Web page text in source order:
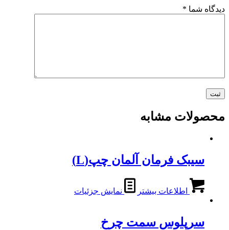
دیدگاه شما *
محصولات مشابه
سیبک فرمان آلمان چپ(L)
اطلاعات بیشتر نمایش جزئیات
سرپلوس سمت چرخ